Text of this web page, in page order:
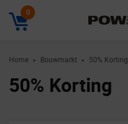
0
Home ► Bouwmarkt ► 50% Korting
50% Korting